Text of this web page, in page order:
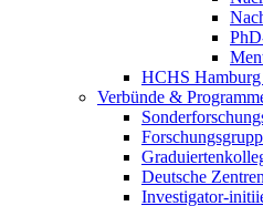
HCHS
Verbünde &
Deutsche
Investigator-